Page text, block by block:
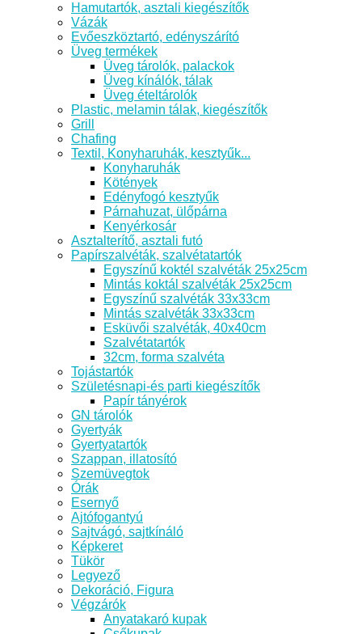
Hamutartók, asztali kiegészítők
Vázák
Evőeszköztartó, edényszárító
Üveg termékek
Üveg tárolók, palackok
Üveg kínálók, tálak
Üveg ételtárolók
Plastic, melamin tálak, kiegészítők
Grill
Chafing
Textil, Konyharuhák, kesztyűk...
Konyharuhák
Kötények
Edényfogó kesztyűk
Párnahuzat, ülőpárna
Kenyérkosár
Asztalterítő, asztali futó
Papírszalvéták, szalvétatartók
Egyszínű koktél szalvéták 25x25cm
Mintás koktál szalvéták 25x25cm
Egyszínű szalvéták 33x33cm
Mintás szalvéták 33x33cm
Esküvői szalvéták, 40x40cm
Szalvétatartók
32cm, forma szalvéta
Tojástartók
Születésnapi-és parti kiegészítők
Papír tányérok
GN tárolók
Gyertyák
Gyertyatartók
Szappan, illatosító
Szemüvegtok
Órák
Esernyő
Ajtófogantyú
Sajtvágó, sajtkínáló
Képkeret
Tükör
Legyező
Dekoráció, Figura
Végzárók
Anyatakaró kupak